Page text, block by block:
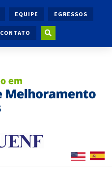
EQUIPE EGRESSOS
CONTATO